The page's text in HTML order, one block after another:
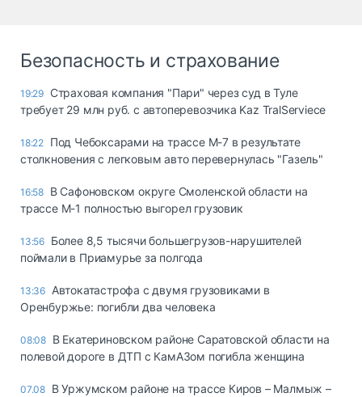
Безопасность и страхование
19:29 Страховая компания "Пари" через суд в Туле
требует 29 млн руб. с автоперевозчика Kaz TralServiece
18:22 Под Чебоксарами на трассе М-7 в результате
столкновения с легковым авто перевернулась "Газель"
16:58 В Сафоновском округе Смоленской области на
трассе М-1 полностью выгорел грузовик
13:56 Более 8,5 тысячи большегрузов-нарушителей
поймали в Приамурье за полгода
13:36 Автокатастрофа с двумя грузовиками в
Оренбуржье: погибли два человека
08:08 В Екатериновском районе Саратовской области на
полевой дороге в ДТП с КамАЗом погибла женщина
07.08 В Уржумском районе на трассе Киров – Малмыж –